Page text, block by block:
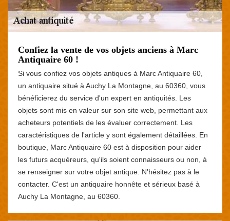
Confiez la vente de vos objets anciens à Marc
Antiquaire 60 !
Si vous confiez vos objets antiques à Marc Antiquaire 60,
un antiquaire situé à Auchy La Montagne, au 60360, vous
bénéficierez du service d'un expert en antiquités. Les
objets sont mis en valeur sur son site web, permettant aux
acheteurs potentiels de les évaluer correctement. Les
caractéristiques de l'article y sont également détaillées. En
boutique, Marc Antiquaire 60 est à disposition pour aider
les futurs acquéreurs, qu'ils soient connaisseurs ou non, à
se renseigner sur votre objet antique. N'hésitez pas à le
contacter. C'est un antiquaire honnête et sérieux basé à
Auchy La Montagne, au 60360.